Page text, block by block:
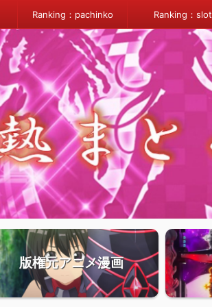
Ranking：pachinko Ranking：slot
版権元アニメ漫画